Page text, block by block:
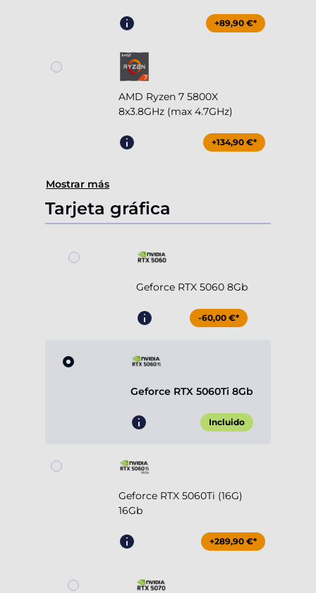
+89,90 €*
AMD Ryzen 7 5800X
8x3.8GHz (max 4.7GHz)
+134,90 €*
Mostrar más
Tarjeta gráfica
Geforce RTX 5060 8Gb
-60,00 €*
Geforce RTX 5060Ti 8Gb
Incluido
Geforce RTX 5060Ti (16G)
16Gb
+289,90 €*